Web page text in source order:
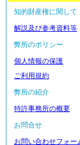
知的財産権に関して
解説及び参考資料等
弊所のポリシー
個人情報の保護
ご利用規約
弊所の紹介
特許事務所の概要
お問合せ
お問い合わせフォー